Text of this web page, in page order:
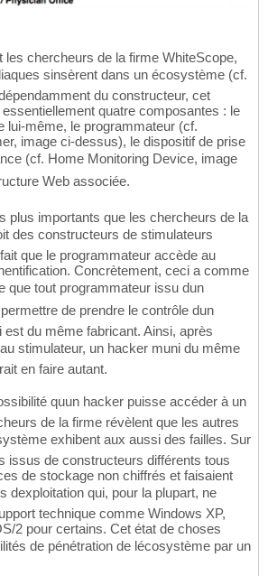
les chercheurs de la firme WhiteScope,
sinsèrent dans un écosystème (cf.
du constructeur, cet
quatre composantes : le
lui-même, le programmateur (cf.
image ci-dessus), le dispositif de prise
(cf. Home Monitoring Device, image
Web associée.
plus importants que les chercheurs de la
des constructeurs de stimulateurs
que le programmateur accède au
Concrètement, ceci a comme
que tout programmateur issu dun
de prendre le contrôle dun
du même fabricant. Ainsi, après
au stimulateur, un hacker muni du même
en faire autant.
quun hacker puisse accéder à un
de la firme révèlent que les autres
exhibent aux aussi des failles. Sur
issus de constructeurs différents tous
de stockage non chiffrés et faisaient
qui, pour la plupart, ne
technique comme Windows XP,
2 pour certains. Cet état de choses
de pénétration de lécosystème par un